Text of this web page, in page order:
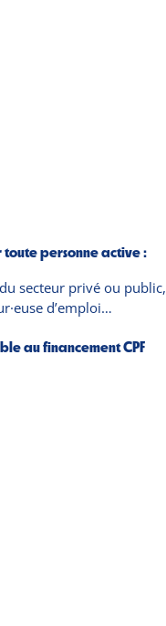
toute personne active :
secteur privé ou public,
d’emploi…
au financement CPF